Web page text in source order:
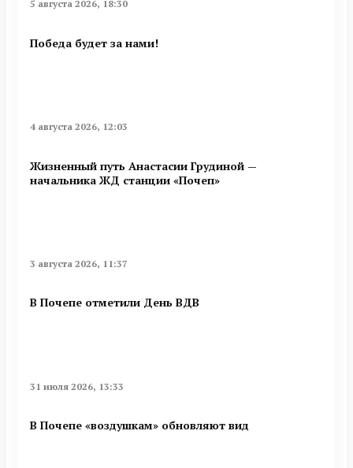
5 августа 2026, 18:30
Победа будет за нами!
4 августа 2026, 12:03
Жизненный путь Анастасии Грудиной —
начальника ЖД станции «Почеп»
3 августа 2026, 11:37
В Почепе отметили День ВДВ
31 июля 2026, 13:33
В Почепе «воздушкам» обновляют вид